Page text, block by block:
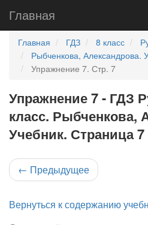
Главная
Главная ГДЗ 8 класс
Рыбченкова, Александрова.
Упражнение 7. Стр. 7
Упражнение 7 - ГДЗ
класс. Рыбченкова,
Учебник. Страница 7
← Предыдущее
Вернуться к содержанию